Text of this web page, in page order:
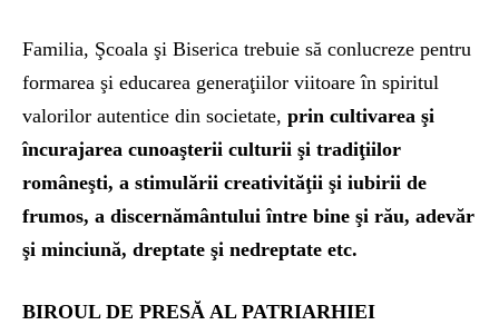
Familia, Şcoala şi Biserica trebuie să conlucreze pentru
formarea şi educarea generaţiilor viitoare în spiritul
valorilor autentice din societate, prin cultivarea şi
încurajarea cunoaşterii culturii şi tradiţiilor
româneşti, a stimulării creativităţii şi iubirii de
frumos, a discernământului între bine şi rău, adevăr
şi minciună, dreptate şi nedreptate etc.
BIROUL DE PRESĂ AL PATRIARHIEI